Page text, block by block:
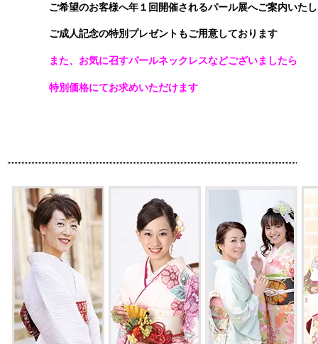
ご希望のお客様へ年１回開催されるパール展へご案内いたし
ご成人記念の特別プレゼントもご用意しております
また、お気に召すパールネックレスなどございましたら
特別価格にてお求めいただけます